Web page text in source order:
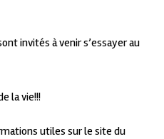
invités à venir s’essayer au
la vie!!!
utiles sur le site du